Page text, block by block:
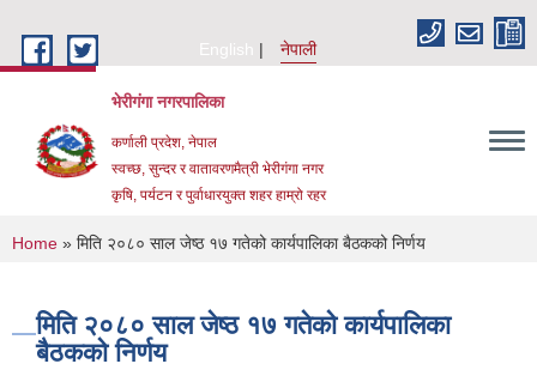
English
नेपाली
भेरीगंगा नगरपालिका
कर्णाली प्रदेश, नेपाल
स्वच्छ, सुन्दर र वातावरणमैत्री भेरीगंगा नगर
कृषि, पर्यटन र पुर्वाधारयुक्त शहर हाम्रो रहर
You are here
Home » मिति २०८० साल जेष्ठ १७ गतेको कार्यपालिका बैठकको निर्णय
मिति २०८० साल जेष्ठ १७ गतेको कार्यपालिका
बैठकको निर्णय